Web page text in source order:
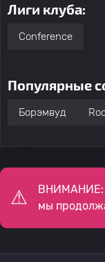
Лиги клуба:
Conference
Популярные
Борэмвуд
ВНИМАНИЕ:
мы